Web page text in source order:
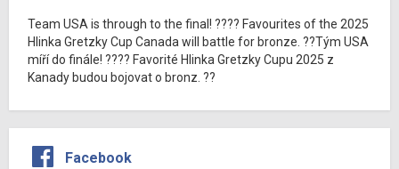
Team USA is through to the final! ???? Favourites of the 2025
Hlinka Gretzky Cup Canada will battle for bronze. ??Tým USA
míří do finále! ???? Favorité Hlinka Gretzky Cupu 2025 z
Kanady budou bojovat o bronz. ??
Facebook